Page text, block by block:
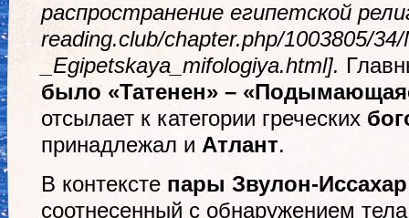
распространение египетской
reading.club/chapter.php/1003805/
_Egipetskaya_mifologiya.html].
было «Татенен» –
отсылает к категории греческих
принадлежал и Атлант.
В контексте пары Звулон-
соотнесенный с обнаружением